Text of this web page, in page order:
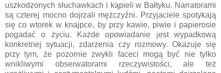
uszkodzonych słuchawkach i kąpieli w Bałtyku. Narratorami
są czterej mocno dojrzali mężczyźni. Przyjaciele spotykają
się co wtorek w knajpce, by przy kawie, piwie i papierosie
pogadać o życiu. Każde opowiadanie jest wypadkową
konkretnej sytuacji, zdarzenia czy rozmowy. Okazuje się
przy tym, że pozornie zwykli faceci mogą być nie tylko
wnikliwymi obserwatorami rzeczywistości, ale też